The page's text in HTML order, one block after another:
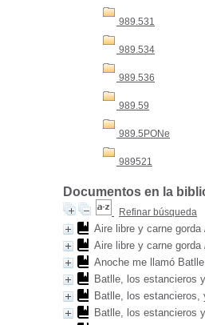
989.531
989.534
989.536
989.59
989.5PONe
989521
Documentos en la
Refinar búsqueda
Aire libre y carne gorda
Aire libre y carne gorda
Anoche me llamó Batlle
Batlle, los estancieros
Batlle, los estancieros,
Batlle, los estancieros